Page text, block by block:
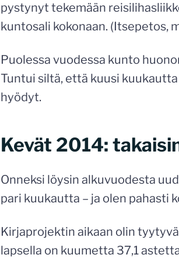
pystynyt tekemään
kuntosali kokonaan. (Itsepetos,
Puolessa vuodessa kunto
Tuntui siltä, että kuusi
hyödyt.
Kevät 2014:
Onneksi löysin alkuvuodesta
pari kuukautta – ja olen pahasti
Kirjaprojektin aikaan olin
lapsella on kuumetta 37,1